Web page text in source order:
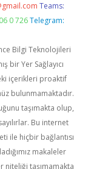
Teams:
0 726 Telegram:
Bilgi Teknolojileri
bir Yer Sağlayıcı
içerikleri proaktif
bulunmamaktadır.
taşımakta olup,
Bu internet
ile hiçbir bağlantısı
makaleler
niteliği taşımamakta